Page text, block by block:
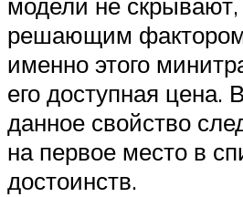
модели не скрывают,
решающим
именно этого
его доступная цена.
данное свойство
на первое место в
достоинств.